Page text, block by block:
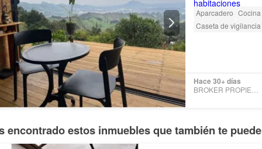
Aparcadero
Caseta de vigilancia
Hace 30+ días
encontrado estos inmuebles que también te